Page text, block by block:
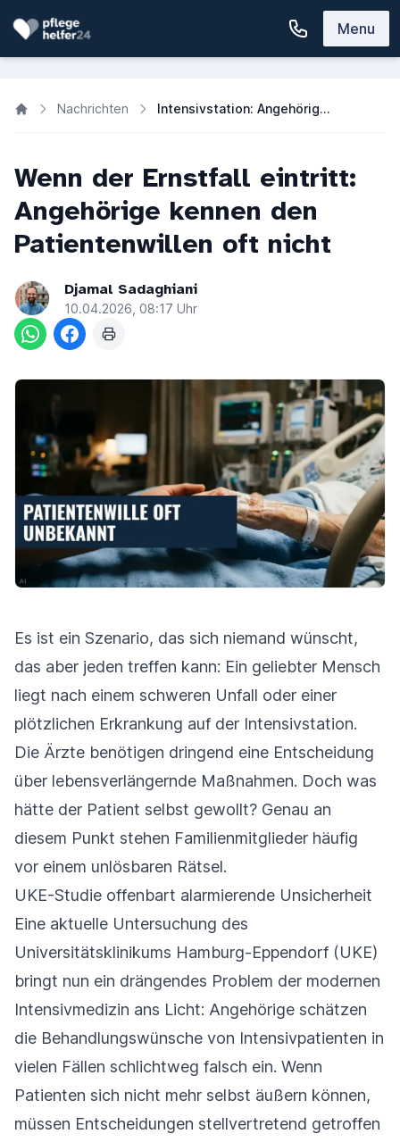
Menu
Nachrichten Intensivstation: Angehörige schätzen Patientenwillen oft falsch ein
Wenn der Ernstfall eintritt:
Angehörige kennen den
Patientenwillen oft nicht
Djamal Sadaghiani
10.04.2026, 08:17 Uhr
Es ist ein Szenario, das sich niemand wünscht,
das aber jeden treffen kann: Ein geliebter Mensch
liegt nach einem schweren Unfall oder einer
plötzlichen Erkrankung auf der Intensivstation.
Die Ärzte benötigen dringend eine Entscheidung
über lebensverlängernde Maßnahmen. Doch was
hätte der Patient selbst gewollt? Genau an
diesem Punkt stehen Familienmitglieder häufig
vor einem unlösbaren Rätsel.
UKE-Studie offenbart alarmierende Unsicherheit
Eine aktuelle Untersuchung des
Universitätsklinikums Hamburg-Eppendorf (UKE)
bringt nun ein drängendes Problem der modernen
Intensivmedizin ans Licht: Angehörige schätzen
die Behandlungswünsche von Intensivpatienten in
vielen Fällen schlichtweg falsch ein. Wenn
Patienten sich nicht mehr selbst äußern können,
müssen Entscheidungen stellvertretend getroffen